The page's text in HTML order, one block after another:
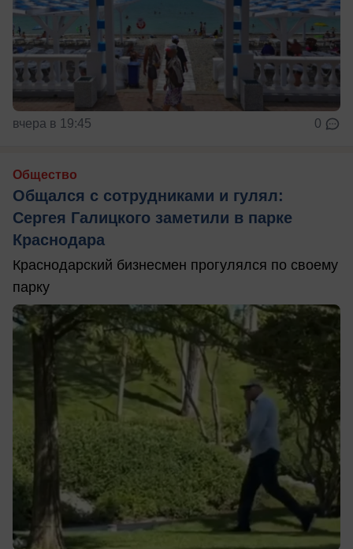
вчера в 19:45 0
Общество
Общался с сотрудниками и гулял:
Сергея Галицкого заметили в парке
Краснодара
Краснодарский бизнесмен прогулялся по своему
парку